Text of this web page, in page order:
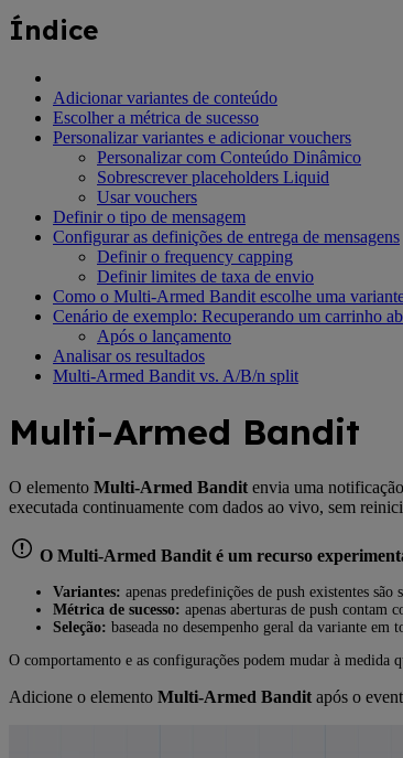
Índice
Adicionar variantes de conteúdo
Escolher a métrica de sucesso
Personalizar variantes e adicionar vouchers
Personalizar com Conteúdo Dinâmico
Sobrescrever placeholders Liquid
Usar vouchers
Definir o tipo de mensagem
Configurar as definições de entrega de mensagens
Definir o frequency capping
Definir limites de taxa de envio
Como o Multi-Armed Bandit escolhe uma
Cenário de exemplo: Recuperando um carrinho
Após o lançamento
Analisar os resultados
Multi-Armed Bandit vs. A/B/n split
Multi-Armed Bandit
O elemento Multi-Armed Bandit envia uma
executada continuamente com dados ao vivo, sem
O Multi-Armed Bandit é um recurso
Variantes: apenas predefinições de push existentes
Métrica de sucesso: apenas aberturas de push contam
Seleção: baseada no desempenho geral da variante em
O comportamento e as configurações podem mudar à medida
Adicione o elemento Multi-Armed Bandit após o